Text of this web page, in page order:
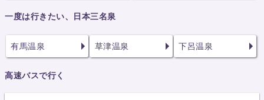
一度は行きたい、日本三名泉
有馬温泉 草津温泉 下呂温泉
高速バスで行く